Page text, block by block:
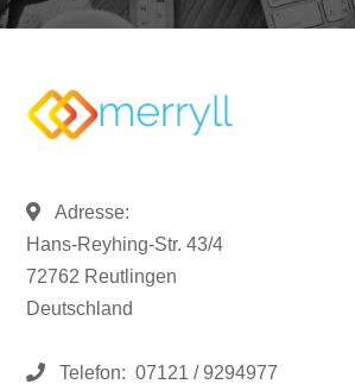
Adresse:
Hans-Reyhing-Str. 43/4
72762 Reutlingen
Deutschland
Telefon: 07121 / 9294977